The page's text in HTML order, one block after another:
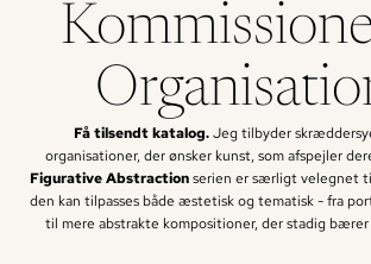
Få tilsendt katalog.Jeg tilbyder
organisationer, der ønsker kunst, som afspejler
Figurative Abstractionserien er særligt velegnet
den kan tilpasses både æstetisk og tematisk - fra
til mere abstrakte kompositioner, der stadig